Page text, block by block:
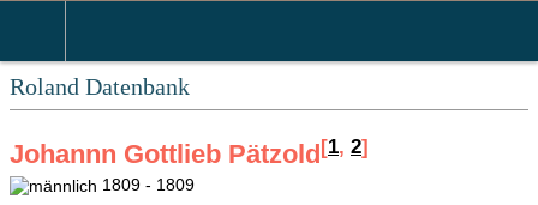
Roland Datenbank
Johannn Gottlieb Pätzold[1, 2]
1809 - 1809